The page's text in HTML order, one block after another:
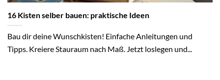
16 Kisten selber bauen: praktische Ideen
Bau dir deine Wunschkisten! Einfache Anleitungen und
Tipps. Kreiere Stauraum nach Maß. Jetzt loslegen und...